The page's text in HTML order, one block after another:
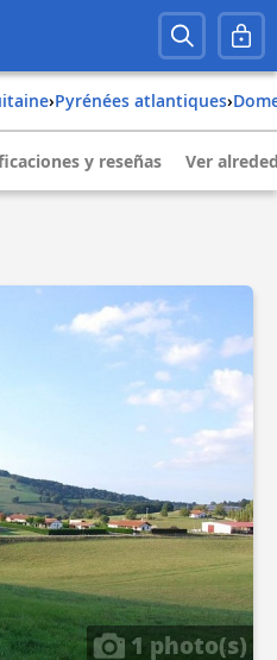
› pyrénées atlantiques›
y reseñas Ver
1 photo(s)